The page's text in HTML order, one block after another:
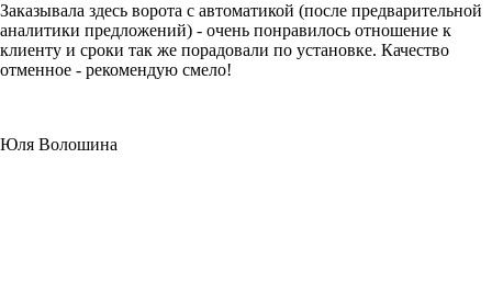
Заказывала здесь ворота с автоматикой (после предварительной
аналитики предложений) - очень понравилось отношение к
клиенту и сроки так же порадовали по установке. Качество
отменное - рекомендую смело!
Юля Волошина